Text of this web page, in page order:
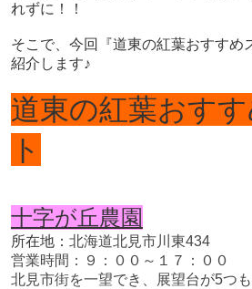
れずに！！
そこで、今回『道東の紅葉おすすめ
紹介します♪
道東の紅葉おす
ト
十字が丘農園
所在地： 北海道北見市川東434
営業時間：９：００～１７：００
北見市街を一望でき、展望台が5つ